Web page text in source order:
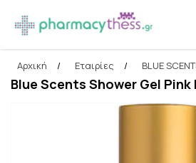
Αρχική / Εταιρίες / BLUE
Blue Scents Shower Gel